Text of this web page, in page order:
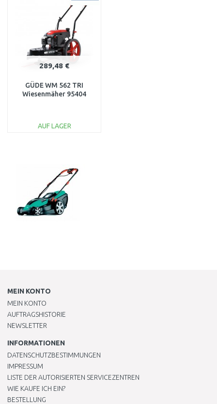
289,48 €
GÜDE WM 562 TRI
Wiesenmäher 95404
AUF LAGER
MEIN KONTO
MEIN KONTO
AUFTRAGSHISTORIE
NEWSLETTER
INFORMATIONEN
DATENSCHUTZBESTIMMUNGEN
IMPRESSUM
LISTE DER AUTORISIERTEN SERVICEZENTREN
WIE KAUFE ICH EIN?
BESTELLUNG